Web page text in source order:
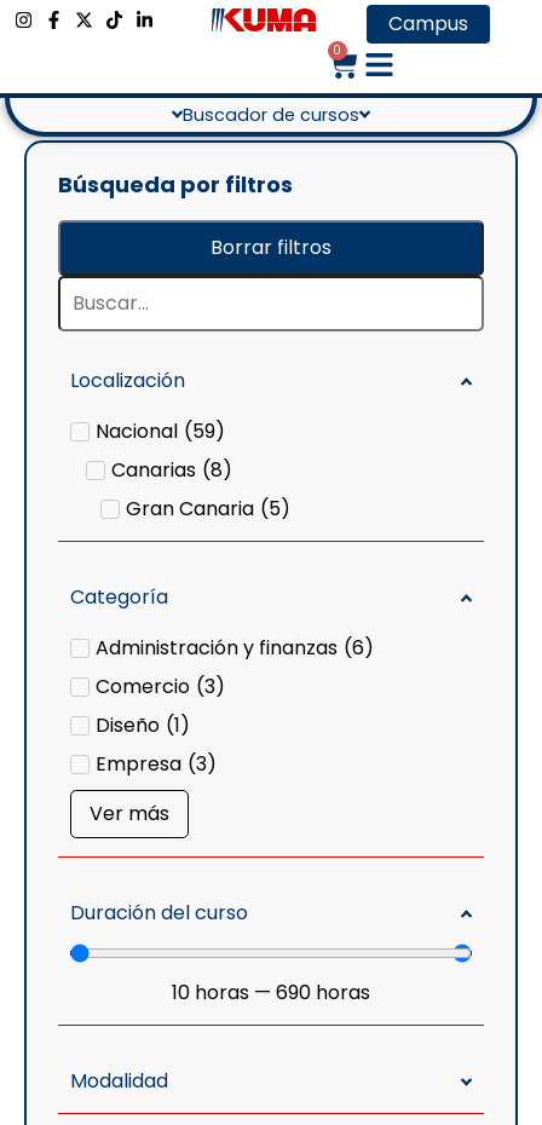
Campus
0
Buscador de cursos
CATEGORÍA DEL CURSO
Hostelería y Turismo
Búsqueda por filtros
Borrar filtros
Localización
Nacional (59)
Canarias (8)
Gran Canaria (5)
Categoría
Administración y finanzas (6)
Comercio (3)
Diseño (1)
Empresa (3)
Ver más
Duración del curso
10 horas — 690 horas
Modalidad